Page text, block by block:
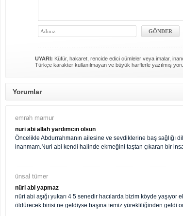
UYARI: Küfür, hakaret, rencide edici cümleler veya imalar,
Türkçe karakter kullanılmayan ve büyük harflerle yazılmış
Yorumlar
emrah mamur
nuri abi allah yardımcın olsun
Öncelikle Abdurrahmanın ailesine ve sevdiklerine baş sağlığı
inanmam.Nuri abi kendi halinde ekmeğini taştan çıkaran bir
ünsal tümer
nüri abi yapmaz
nüri abi aşığı yukarı 4 5 senedir hacılarda bizim köyde
öldürecek birisi ne geldiyse başına temiz yürekliliğinden geldi